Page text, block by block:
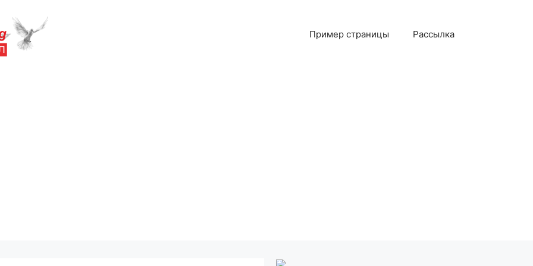
Пример страницы Рассылка